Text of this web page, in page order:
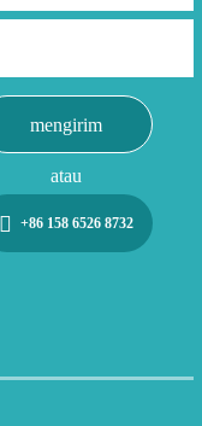
mengirim
atau
+86 158 6526 8732